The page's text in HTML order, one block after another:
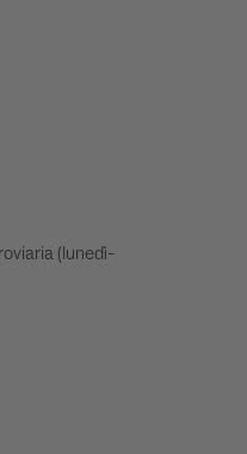
(lunedì-